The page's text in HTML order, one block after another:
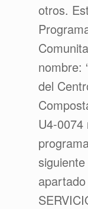
otros.
nombre:
del
U4-0074